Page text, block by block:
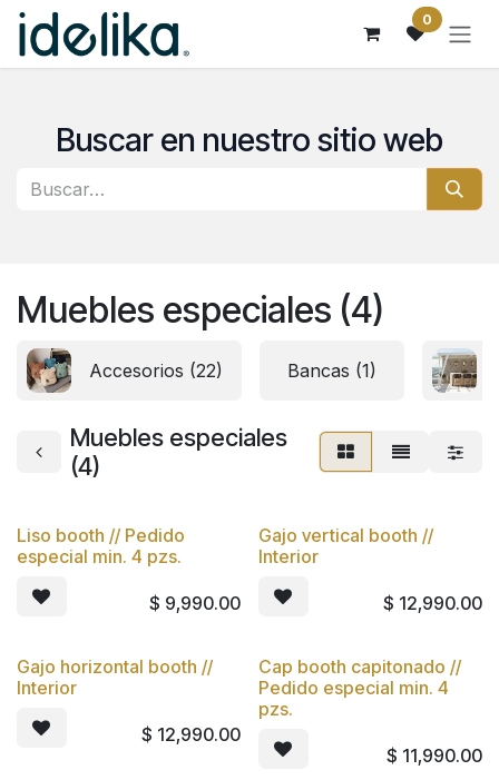
Ir al contenido 0
Buscar en nuestro sitio web
Muebles especiales (4)
Accesorios (22) Bancas (1)
Muebles especiales
(4)
Liso booth // Pedido
especial min. 4 pzs.
$ 9,990.00
Gajo vertical booth //
Interior
$ 12,990.00
Gajo horizontal booth //
Interior
$ 12,990.00
Cap booth capitonado //
Pedido especial min. 4
pzs.
$ 11,990.00